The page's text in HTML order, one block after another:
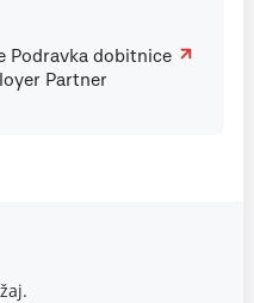
Podravka dobitnice
Partner